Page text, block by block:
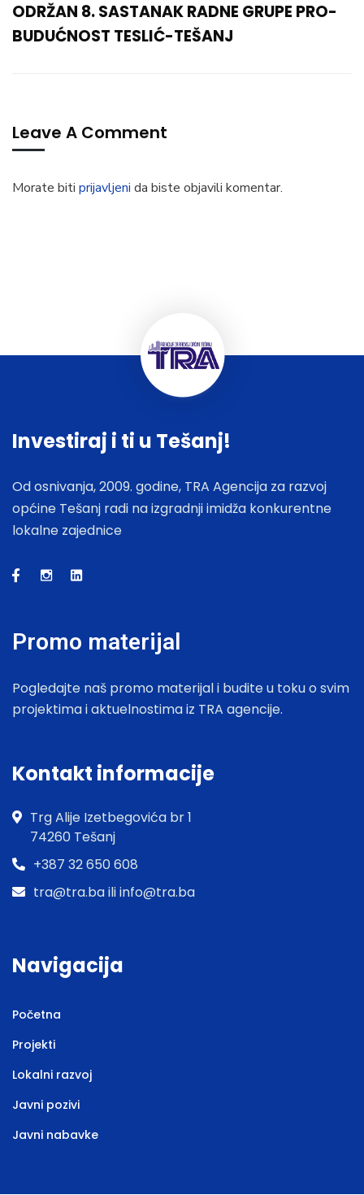
ODRŽAN 8. SASTANAK RADNE GRUPE PRO-
BUDUĆNOST TESLIĆ-TEŠANJ
Leave A Comment
Morate biti prijavljeni da biste objavili komentar.
Investiraj i ti u Tešanj!
Od osnivanja, 2009. godine, TRA Agencija za razvoj
općine Tešanj radi na izgradnji imidža konkurentne
lokalne zajednice
Promo materijal
Pogledajte naš promo materijal i budite u toku o svim
projektima i aktuelnostima iz TRA agencije.
Kontakt informacije
Trg Alije Izetbegovića br 1
74260 Tešanj
+387 32 650 608
tra@tra.ba ili info@tra.ba
Navigacija
Početna
Projekti
Lokalni razvoj
Javni pozivi
Javni nabavke